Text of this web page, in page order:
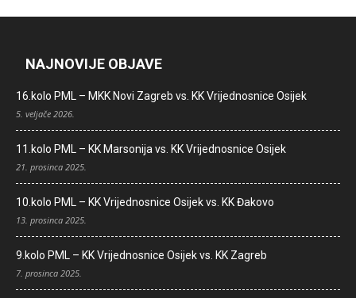
NAJNOVIJE OBJAVE
16.kolo PML – MKK Novi Zagreb vs. KK Vrijednosnice Osijek
5. veljače 2026.
11.kolo PML – KK Marsonija vs. KK Vrijednosnice Osijek
21. prosinca 2025.
10.kolo PML – KK Vrijednosnice Osijek vs. KK Đakovo
13. prosinca 2025.
9.kolo PML – KK Vrijednosnice Osijek vs. KK Zagreb
7. prosinca 2025.